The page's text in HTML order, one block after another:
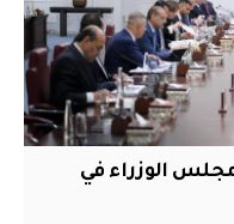
الوزراء في